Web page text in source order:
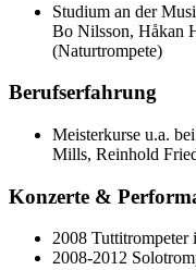
Studium an der
Bo Nilsson, Håkan
(Naturtrompete)
Berufserfahrung
Meisterkurse u.a.
Mills, Reinhold
Konzerte &
2008 Tuttitrompeter
2008-2012